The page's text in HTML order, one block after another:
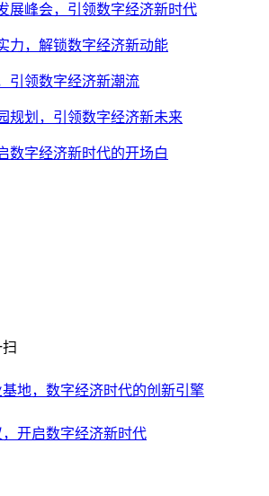
展峰会，引领数字经济新时代
力，解锁数字经济新动能
引领数字经济新潮流
规划，引领数字经济新未来
数字经济新时代的开场白
地，数字经济时代的创新引擎
开启数字经济新时代